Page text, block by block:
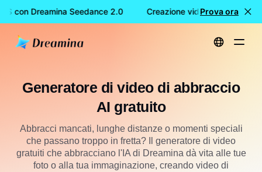
con Dreamina Seedance 2.0 Creazione video GRATIS con
Prova ora
Home Creare Generatore di video di abbraccio AI gratuito
Generatore di video di abbraccio
AI gratuito
Abbracci mancati, lunghe distanze o momenti speciali
che passano troppo in fretta? Il generatore di video
gratuiti che abbracciano l'IA di Dreamina dà vita alle tue
foto o alla tua immaginazione, creando video di